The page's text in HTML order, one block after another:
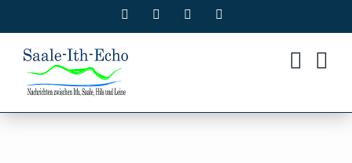
Inhalt
springen
Facebook Instagram